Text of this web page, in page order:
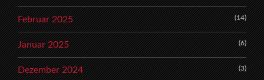
Februar 2025 (14)
Januar 2025 (6)
Dezember 2024 (3)